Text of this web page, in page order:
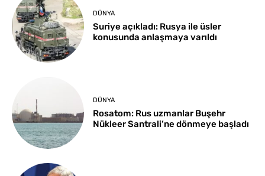
DÜNYA
Suriye açıkladı: Rusya ile üsler
konusunda anlaşmaya varıldı
DÜNYA
Rosatom: Rus uzmanlar Buşehr
Nükleer Santrali’ne dönmeye başladı